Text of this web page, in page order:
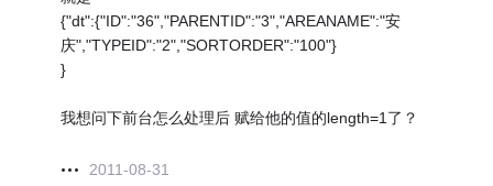
{"dt":{"ID":"36","PARENTID":"3","AREANAME":"安
庆","TYPEID":"2","SORTORDER":"100"}
}
我想问下前台怎么处理后 赋给他的值的length=1了？
2011-08-31